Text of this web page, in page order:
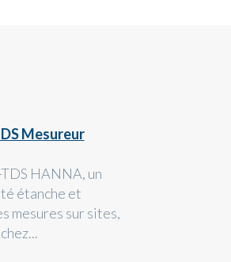
Mesureur
HANNA, un
étanche et
mesures sur sites,